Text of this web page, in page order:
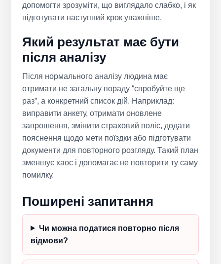
допомогти зрозуміти, що виглядало слабко, і як
підготувати наступний крок уважніше.
Який результат має бути
після аналізу
Після нормального аналізу людина має
отримати не загальну пораду “спробуйте ще
раз”, а конкретний список дій. Наприклад:
виправити анкету, отримати оновлене
запрошення, змінити страховий поліс, додати
пояснення щодо мети поїздки або підготувати
документи для повторного розгляду. Такий план
зменшує хаос і допомагає не повторити ту саму
помилку.
Поширені запитання
Чи можна податися повторно після
відмови?